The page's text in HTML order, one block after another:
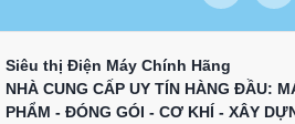
Siêu thị Điện Máy Chính Hãng
NHÀ CUNG CẤP UY TÍN HÀNG ĐẦU:
PHẨM - ĐÓNG GÓI - CƠ KHÍ - XÂY